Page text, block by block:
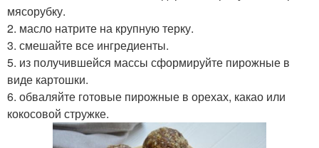
мясорубку.
2. масло натрите на крупную терку.
3. смешайте все ингредиенты.
5. из получившейся массы сформируйте пирожные в
виде картошки.
6. обваляйте готовые пирожные в орехах, какао или
кокосовой стружке.